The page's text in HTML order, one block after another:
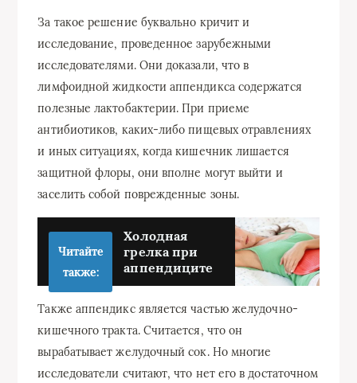
За такое решение буквально кричит и
исследование, проведенное зарубежными
исследователями. Они доказали, что в
лимфоидной жидкости аппендикса содержатся
полезные лактобактерии. При приеме
антибиотиков, каких-либо пищевых отравлениях
и иных ситуациях, когда кишечник лишается
защитной флоры, они вполне могут выйти и
заселить собой поврежденные зоны.
Читайте
также:
Холодная
грелка при
аппендиците
Также аппендикс является частью желудочно-
кишечного тракта. Считается, что он
вырабатывает желудочный сок. Но многие
исследователи считают, что нет его в достаточном